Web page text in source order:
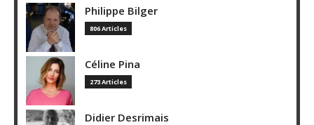
Philippe Bilger
806 Articles
Céline Pina
273 Articles
Didier Desrimais